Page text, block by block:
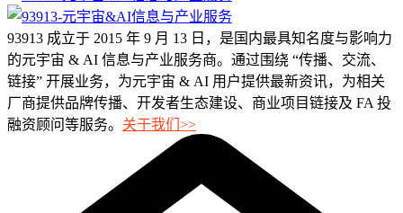
93913 成立于 2015 年 9 月 13 日，是国内最具知名度与影响力
的元宇宙 & AI 信息与产业服务商。通过围绕 “传播、交流、
链接” 开展业务，为元宇宙 & AI 用户提供最新资讯，为相关
厂商提供品牌传播、开发者生态建设、商业项目链接及 FA 投
融资顾问等服务。 关于我们>>